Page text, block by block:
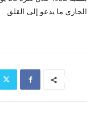
الجاري ما يدعو إلى القلق